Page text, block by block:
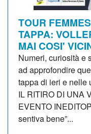
TOUR
TAPPA:
MAI COSI'
Numeri, curiosità e
ad approfondire
tappa di ieri e nelle
IL RITIRO DI UNA
EVENTO
sentiva bene”...